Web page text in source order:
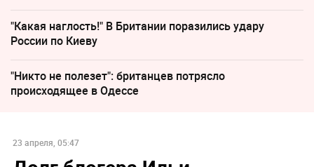
"Какая наглость!" В Британии поразились удару
России по Киеву
"Никто не полезет": британцев потрясло
происходящее в Одессе
23 апреля, 05:47